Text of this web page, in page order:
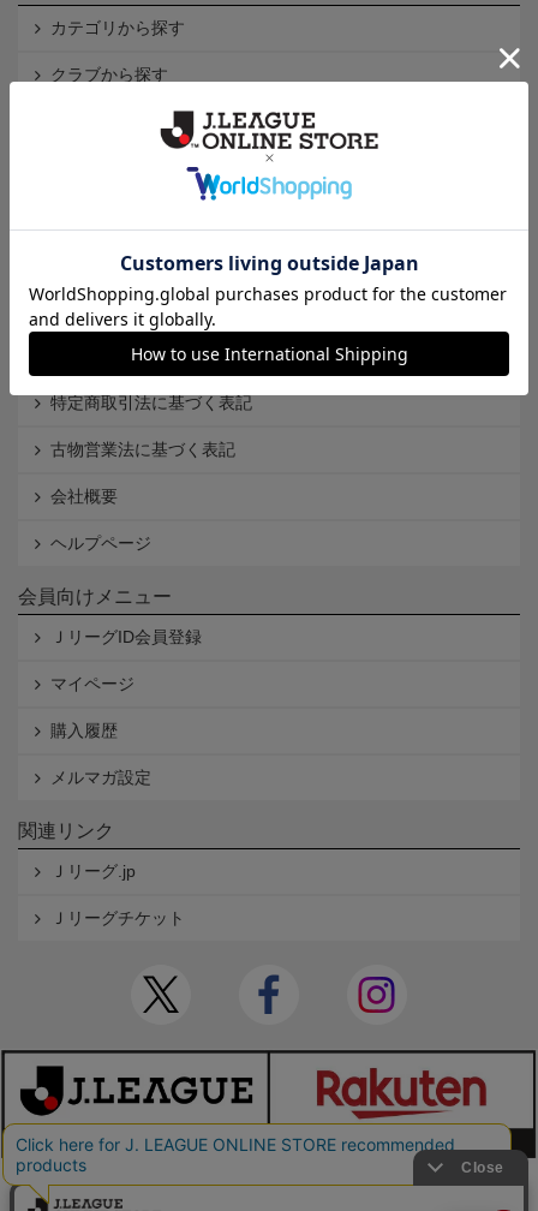
カテゴリから探す
クラブから探す
Ｊ2
インフォメーション
個人情報保護方針
Cookieポリシー
特定商取引法に基づく表記
古物営業法に基づく表記
会社概要
ヘルプページ
会員向けメニュー
ＪリーグID会員登録
マイページ
購入履歴
メルマガ設定
関連リンク
Ｊリーグ.jp
Ｊリーグチケット